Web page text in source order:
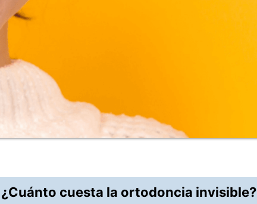
¿Cuánto cuesta la ortodoncia invisible?